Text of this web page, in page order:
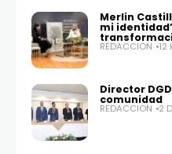
Merlin
mi
REDACCIÓN 12
Director
comunidad
REDACCIÓN 2